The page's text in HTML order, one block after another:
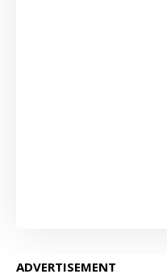
ADVERTISEMENT